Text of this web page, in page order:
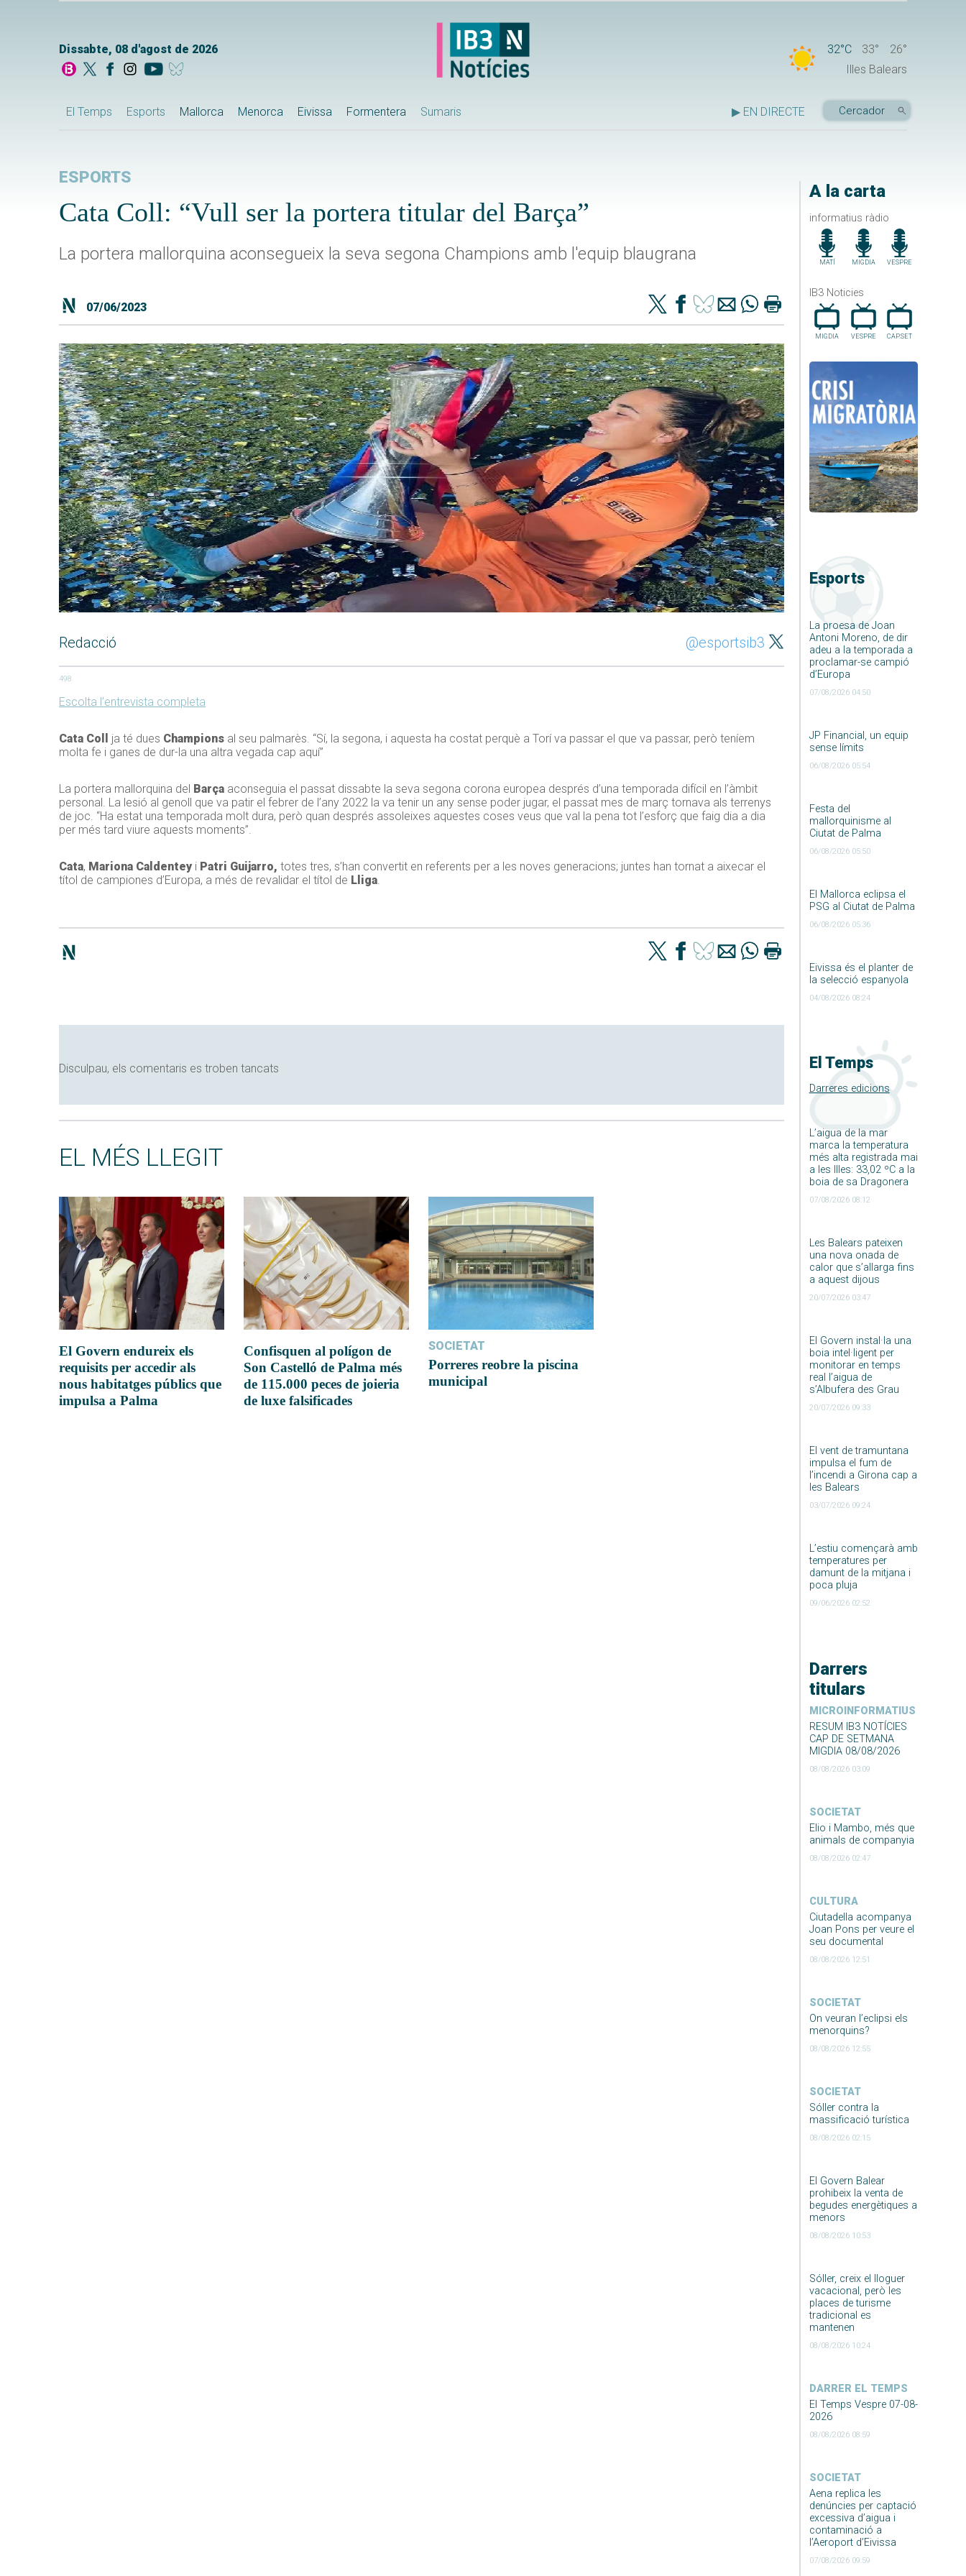
Dissabte, 08 d'agost de 2026 32°C 33°
26°
Illes Balears
El Temps Esports Mallorca Menorca Eivissa Formentera Sumaris ▶ EN DIRECTE
A la carta
informatius ràdio
MATÍ MIGDIA VESPRE
IB3 Noticies
MIGDIA VESPRE CAP.SET
Esports
La proesa de Joan
Antoni Moreno, de dir
adeu a la temporada a
proclamar-se campió
d’Europa
07/08/2026 04:50
JP Financial, un equip
sense límits
06/08/2026 05:54
Festa del
mallorquinisme al
Ciutat de Palma
06/08/2026 05:50
El Mallorca eclipsa el
PSG al Ciutat de Palma
06/08/2026 05:36
Eivissa és el planter de
la selecció espanyola
04/08/2026 08:24
El Temps
Darreres edicions
L’aigua de la mar
marca la temperatura
més alta registrada mai
a les Illes: 33,02 ºC a la
boia de sa Dragonera
07/08/2026 08:12
Les Balears pateixen
una nova onada de
calor que s’allarga fins
a aquest dijous
20/07/2026 03:47
El Govern instal·la una
boia intel·ligent per
monitorar en temps
real l’aigua de
s’Albufera des Grau
20/07/2026 09:33
El vent de tramuntana
impulsa el fum de
l’incendi a Girona cap a
les Balears
03/07/2026 09:24
L’estiu començarà amb
temperatures per
damunt de la mitjana i
poca pluja
09/06/2026 02:52
Darrers
titulars
MICROINFORMATIUS
RESUM IB3 NOTÍCIES
CAP DE SETMANA
MIGDIA 08/08/2026
08/08/2026 03:09
SOCIETAT
Elio i Mambo, més que
animals de companyia
08/08/2026 02:47
CULTURA
Ciutadella acompanya
Joan Pons per veure el
seu documental
08/08/2026 12:51
SOCIETAT
On veuran l’eclipsi els
menorquins?
08/08/2026 12:55
SOCIETAT
Sóller contra la
massificació turística
08/08/2026 02:15
El Govern Balear
prohibeix la venta de
begudes energètiques a
menors
08/08/2026 10:53
Sóller, creix el lloguer
vacacional, però les
places de turisme
tradicional es
mantenen
08/08/2026 10:24
DARRER EL TEMPS
El Temps Vespre 07-08-
2026
08/08/2026 08:59
SOCIETAT
Aena replica les
denúncies per captació
excessiva d’aigua i
contaminació a
l’Aeroport d’Eivissa
07/08/2026 09:59
ESPORTS
Cata Coll: “Vull ser la portera titular del Barça”
La portera mallorquina aconsegueix la seva segona Champions amb l'equip blaugrana
07/06/2023
Redacció @esportsib3
498
Escolta l’entrevista completa
Cata Coll ja té dues Champions al seu palmarès. “Sí, la segona, i aquesta ha costat perquè a Torí va passar el que va passar, però teníem
molta fe i ganes de dur-la una altra vegada cap aquí”
La portera mallorquina del Barça aconseguia el passat dissabte la seva segona corona europea després d’una temporada difícil en l’àmbit
personal. La lesió al genoll que va patir el febrer de l’any 2022 la va tenir un any sense poder jugar, el passat mes de març tornava als terrenys
de joc. “Ha estat una temporada molt dura, però quan després assoleixes aquestes coses veus que val la pena tot l’esforç que faig dia a dia
per més tard viure aquests moments”.
Cata, Mariona Caldentey i Patri Guijarro, totes tres, s’han convertit en referents per a les noves generacions; juntes han tornat a aixecar el
títol de campiones d’Europa, a més de revalidar el títol de Lliga.
Disculpau, els comentaris es troben tancats
EL MÉS LLEGIT
El Govern endureix els
requisits per accedir als
nous habitatges públics que
impulsa a Palma
Confisquen al polígon de
Son Castelló de Palma més
de 115.000 peces de joieria
de luxe falsificades
SOCIETAT
Porreres reobre la piscina
municipal